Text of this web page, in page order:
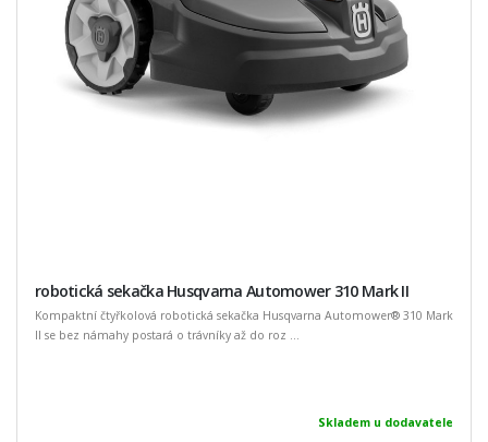
robotická sekačka Husqvarna Automower 310 Mark II
Kompaktní čtyřkolová robotická sekačka Husqvarna Automower® 310 Mark
II se bez námahy postará o trávníky až do roz ...
Skladem u dodavatele